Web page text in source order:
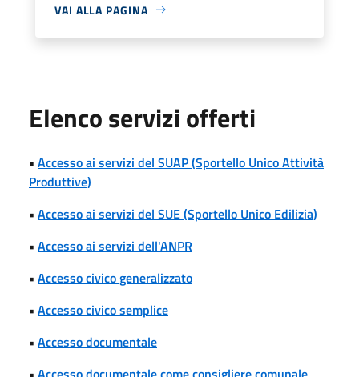
VAI ALLA PAGINA
Elenco servizi offerti
• Accesso ai servizi del SUAP (Sportello Unico Attività
Produttive)
• Accesso ai servizi del SUE (Sportello Unico Edilizia)
• Accesso ai servizi dell'ANPR
• Accesso civico generalizzato
• Accesso civico semplice
• Accesso documentale